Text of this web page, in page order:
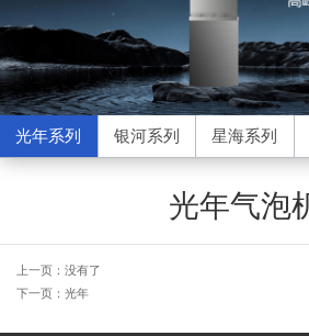
光年系列 银河系列 星海系列
光年气泡
上一页：没有了
下一页：光年